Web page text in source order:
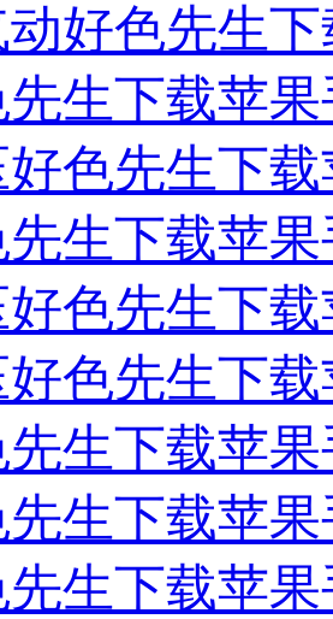
好色先生
生下载苹
色先生下
生下载苹
色先生下
色先生下
生下载苹
生下载苹
生下载苹